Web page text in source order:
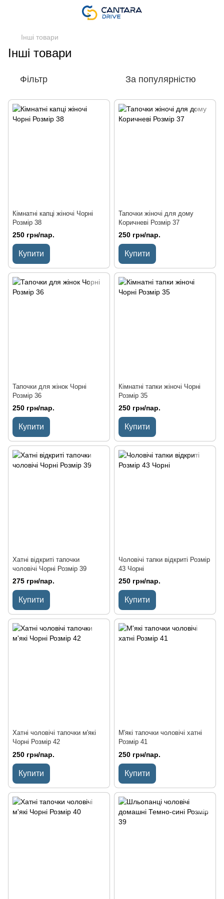
Інші товари
Інші товари
Фільтр За популярністю
Кімнатні капці жіночі Чорні
Розмір 38
250 грн/пар.
Купити
Тапочки жіночі для дому
Коричневі Розмір 37
250 грн/пар.
Купити
Тапочки для жінок Чорні
Розмір 36
250 грн/пар.
Купити
Кімнатні тапки жіночі Чорні
Розмір 35
250 грн/пар.
Купити
Хатні відкриті тапочки
чоловічі Чорні Розмір 39
275 грн/пар.
Купити
Чоловічі тапки відкриті Розмір
43 Чорні
250 грн/пар.
Купити
Хатні чоловічі тапочки м'які
Чорні Розмір 42
250 грн/пар.
Купити
М'які тапочки чоловічі хатні
Розмір 41
250 грн/пар.
Купити